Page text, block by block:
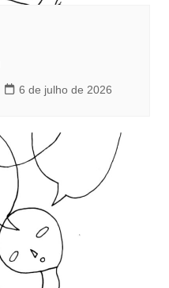
6 de julho de 2026